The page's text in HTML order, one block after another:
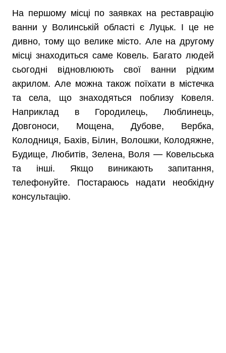
На першому місці по заявках на реставрацію
ванни у Волинській області є Луцьк. І це не
дивно, тому що велике місто. Але на другому
місці знаходиться саме Ковель. Багато людей
сьогодні відновлюють свої ванни рідким
акрилом. Але можна також поїхати в містечка
та села, що знаходяться поблизу Ковеля.
Наприклад в Городилець, Люблинець,
Довгоноси, Мощена, Дубове, Вербка,
Колодниця, Бахів, Білин, Волошки, Колодяжне,
Будище, Любитів, Зелена, Воля — Ковельська
та інші. Якщо виникають запитання,
телефонуйте. Постараюсь надати необхідну
консультацію.